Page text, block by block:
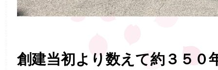
創建当初より数えて約３５０